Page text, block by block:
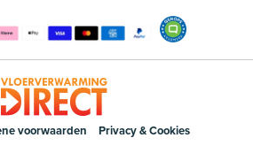
voorwaarden Privacy & Cookies